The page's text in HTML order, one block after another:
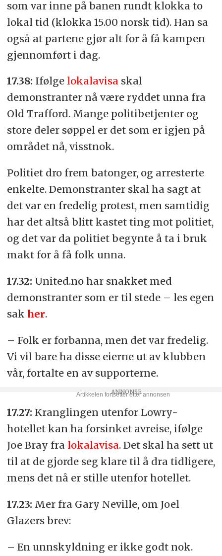
som var inne på banen rundt klokka to
lokal tid (klokka 15.00 norsk tid). Han sa
også at partene gjør alt for å få kampen
gjennomført i dag.
17.38: Ifølge lokalavisaskal
demonstranter nå være ryddet unna fra
Old Trafford. Mange politibetjenter og
store deler søppel er det som er igjen på
området nå, visstnok.
Politiet dro frem batonger, og arresterte
enkelte. Demonstranter skal ha sagt at
det var en fredelig protest, men samtidig
har det altså blitt kastet ting mot politiet,
og det var da politiet begynte å ta i bruk
makt for å få folk unna.
17.32: United.no har snakket med
demonstranter som er til stede – les egen
sak her.
– Folk er forbanna, men det var fredelig.
Vi vil bare ha disse eierne ut av klubben
vår, fortalte en av supporterne.
17.27: Kranglingen utenfor Lowry-
hotellet kan ha forsinket avreise, ifølge
Joe Bray fra lokalavisa. Det skal ha sett ut
til at de gjorde seg klare til å dra tidligere,
mens det nå er stille utenfor hotellet.
17.23: Mer fra Gary Neville, om Joel
Glazers brev:
– En unnskyldning er ikke godt nok.